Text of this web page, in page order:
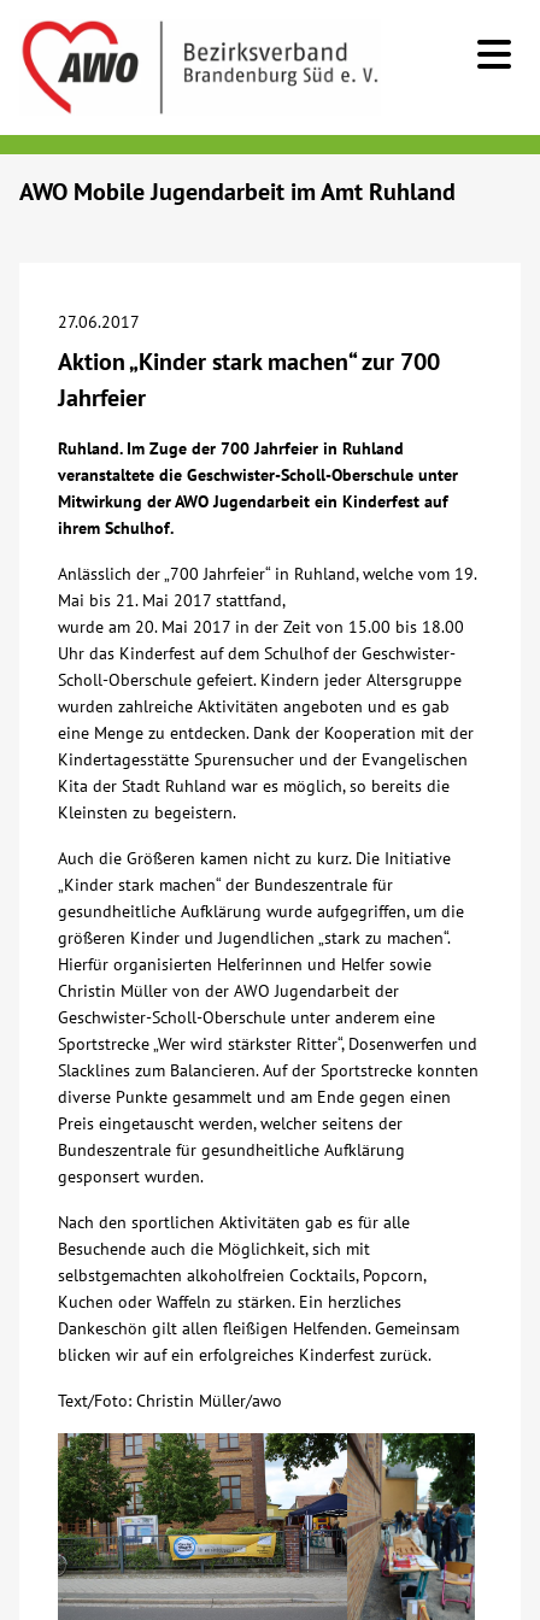
Beratung & Hilfe
Begegnung
Bildung
Über uns
Veranstaltungen
Spenden
Mitmachen
Karriere
Ausbildung
Glossar
Suche
Kontakt
AWO Mobile Jugendarbeit im Amt Ruhland
27.06.2017
Aktion „Kinder stark machen“ zur 700
Jahrfeier
Ruhland. Im Zuge der 700 Jahrfeier in Ruhland
veranstaltete die Geschwister-Scholl-Oberschule unter
Mitwirkung der AWO Jugendarbeit ein Kinderfest auf
ihrem Schulhof.
Anlässlich der „700 Jahrfeier“ in Ruhland, welche vom 19.
Mai bis 21. Mai 2017 stattfand,
wurde am 20. Mai 2017 in der Zeit von 15.00 bis 18.00
Uhr das Kinderfest auf dem Schulhof der Geschwister-
Scholl-Oberschule gefeiert. Kindern jeder Altersgruppe
wurden zahlreiche Aktivitäten angeboten und es gab
eine Menge zu entdecken. Dank der Kooperation mit der
Kindertagesstätte Spurensucher und der Evangelischen
Kita der Stadt Ruhland war es möglich, so bereits die
Kleinsten zu begeistern.
Auch die Größeren kamen nicht zu kurz. Die Initiative
„Kinder stark machen“ der Bundeszentrale für
gesundheitliche Aufklärung wurde aufgegriffen, um die
größeren Kinder und Jugendlichen „stark zu machen“.
Hierfür organisierten Helferinnen und Helfer sowie
Christin Müller von der AWO Jugendarbeit der
Geschwister-Scholl-Oberschule unter anderem eine
Sportstrecke „Wer wird stärkster Ritter“, Dosenwerfen und
Slacklines zum Balancieren. Auf der Sportstrecke konnten
diverse Punkte gesammelt und am Ende gegen einen
Preis eingetauscht werden, welcher seitens der
Bundeszentrale für gesundheitliche Aufklärung
gesponsert wurden.
Nach den sportlichen Aktivitäten gab es für alle
Besuchende auch die Möglichkeit, sich mit
selbstgemachten alkoholfreien Cocktails, Popcorn,
Kuchen oder Waffeln zu stärken. Ein herzliches
Dankeschön gilt allen fleißigen Helfenden. Gemeinsam
blicken wir auf ein erfolgreiches Kinderfest zurück.
Text/Foto: Christin Müller/awo